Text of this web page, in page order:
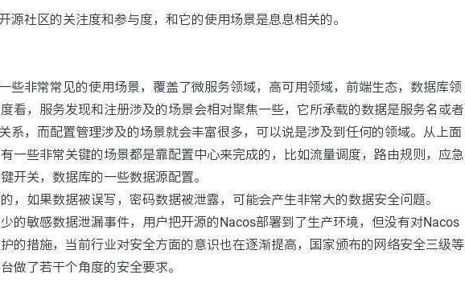
源社区的关注度和参与度，和它的使用场景是息息相关的。
些非常常见的使用场景，覆盖了微服务领域，高可用领域，前端生态，数据库领
看，服务发现和注册涉及的场景会相对聚焦一些，它所承载的数据是服务名或者
系，而配置管理涉及的场景就会丰富很多，可以说是涉及到任何的领域。从上面
一些非常关键的场景都是靠配置中心来完成的，比如流量调度，路由规则，应急
开关，数据库的一些数据源配置。
，如果数据被误写，密码数据被泄露，可能会产生非常大的数据安全问题。
的敏感数据泄漏事件，用户把开源的Nacos部署到了生产环境，但没有对Nacos
的措施，当前行业对安全方面的意识也在逐渐提高，国家颁布的网络安全三级等
做了若干个角度的安全要求。